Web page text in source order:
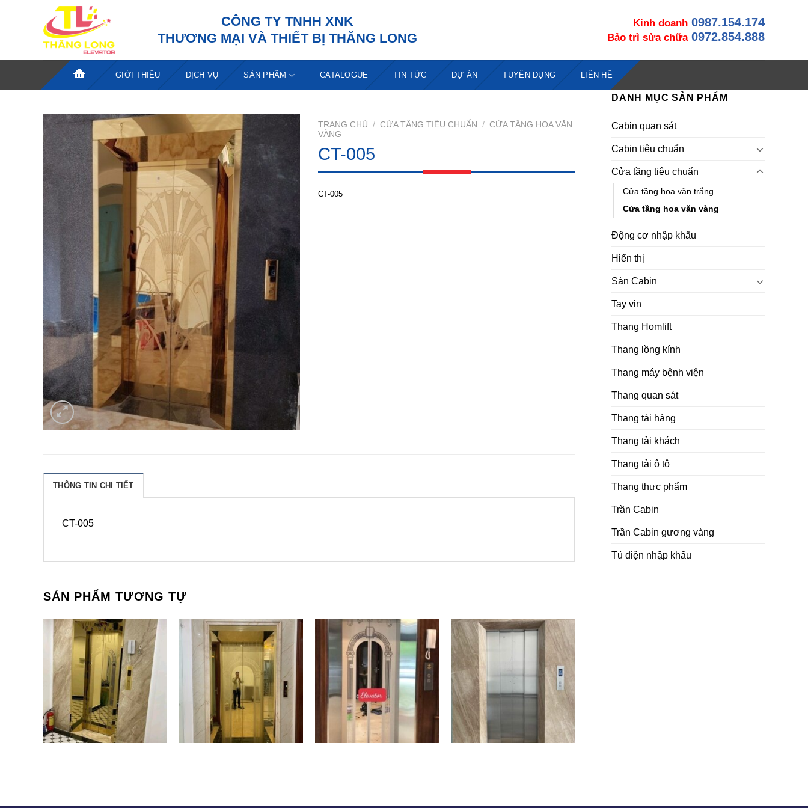
CÔNG TY TNHH XNK
THƯƠNG MẠI VÀ THIẾT BỊ THĂNG LONG
Kinh doanh 0987.154.174
Bảo trì sửa chữa 0972.854.888
TRANG
CHỦ
GIỚI THIỆU DỊCH VỤ SẢN PHẨM CATALOGUE TIN TỨC DỰ ÁN TUYỂN DỤNG LIÊN HỆ
DANH MỤC SẢN PHẨM
Cabin quan sát
Cabin tiêu chuẩn
Cửa tầng tiêu chuẩn
Cửa tầng hoa văn trắng
Cửa tầng hoa văn vàng
Động cơ nhập khẩu
Hiển thị
Sàn Cabin
Tay vịn
Thang Homlift
Thang lồng kính
Thang máy bệnh viện
Thang quan sát
Thang tải hàng
Thang tải khách
Thang tải ô tô
Thang thực phẩm
Trần Cabin
Trần Cabin gương vàng
Tủ điện nhập khẩu
TRANG CHỦ / CỬA TẦNG TIÊU CHUẨN / CỬA TẦNG HOA VĂN
VÀNG
CT-005
CT-005
THÔNG TIN CHI TIẾT
CT-005
SẢN PHẨM TƯƠNG TỰ